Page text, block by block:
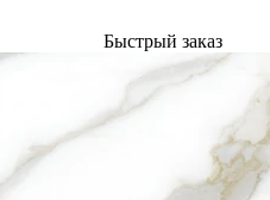
Быстрый заказ